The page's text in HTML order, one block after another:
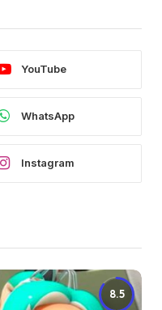
YouTube
WhatsApp
Instagram
8.5